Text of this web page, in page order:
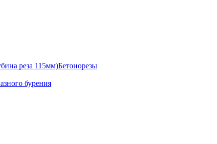
Бетонорезы
бурения